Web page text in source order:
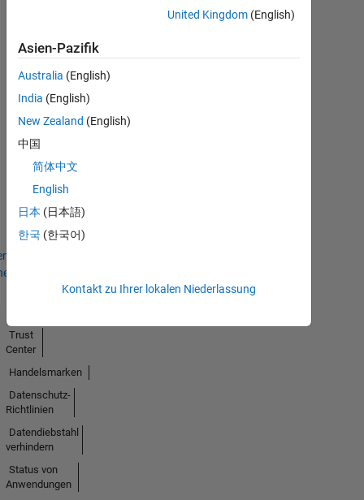
Answers
Abzeichen
Thankful Level 1
02 Dec 2020
United Kingdom (English)
Asien-Pazifik
Australia (English)
India (English)
New Zealand (English)
中国
简体中文
English
日本 (日本語)
한국 (한국어)
Kontakt zu Ihrer lokalen Niederlassung
Trust
Center
Handelsmarken
Datenschutz-
Richtlinien
Datendiebstahl
verhindern
Status von
Anwendungen